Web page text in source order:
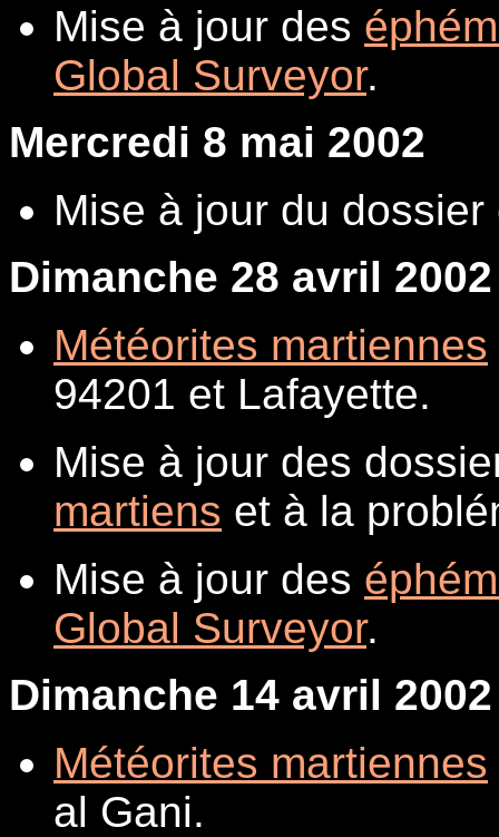
Mise à jour des
Global Surveyor.
Mercredi 8 mai 2002
Mise à jour du
Dimanche 28 avril 2002
Météorites martiennes
94201 et Lafayette.
Mise à jour des
martiens et à la
Mise à jour des
Global Surveyor.
Dimanche 14 avril 2002
Météorites martiennes
al Gani.